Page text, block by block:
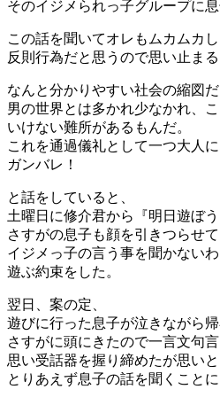
そのイジメられっ子グループに
この話を聞いてオレもムカムカ
反則行為だと思うので思い止まる
なんと分かりやすい社会の縮図だ
男の世界とは多かれ少なかれ、
いけない難所があるもんだ。
これを通過儀礼として一つ大人に
ガンバレ！
と話をしていると、
土曜日に修介君から『明日遊ぼう
さすがの息子も顔を引きつらせて
イジメっ子の言う事を聞かないわ
遊ぶ約束をした。
翌日、案の定、
遊びに行った息子が泣きながら帰
さすがに頭にきたので一言文句
思い受話器を握り締めたが思いと
とりあえず息子の話を聞くことに